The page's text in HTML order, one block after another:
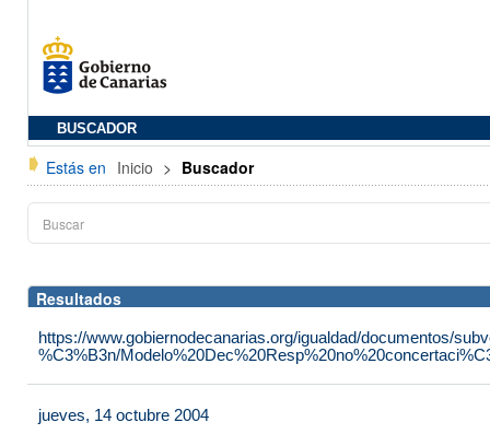
BUSCADOR
Estás en Inicio > Buscador
Resultados
https://www.gobiernodecanarias.org/igualdad/documentos/
%C3%B3n/
jueves, 14 octubre 2004